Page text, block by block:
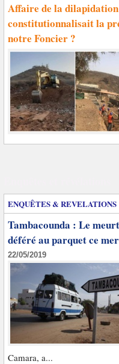
Affaire de la
constitutionnalisait la
notre Foncier ?
ENQUÊTES & REVELATIONS
Tambacounda : Le
déféré au parquet ce
22/05/2019
Camara, a...